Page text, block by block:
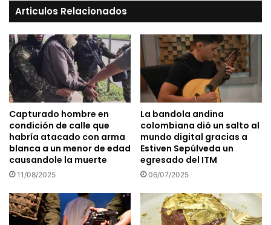
Articulos Relacionados
Capturado hombre en
condición de calle que
habría atacado con arma
blanca a un menor de edad
causandole la muerte
11/08/2025
La bandola andina
colombiana dió un salto al
mundo digital gracias a
Estiven Sepúlveda un
egresado del ITM
06/07/2025